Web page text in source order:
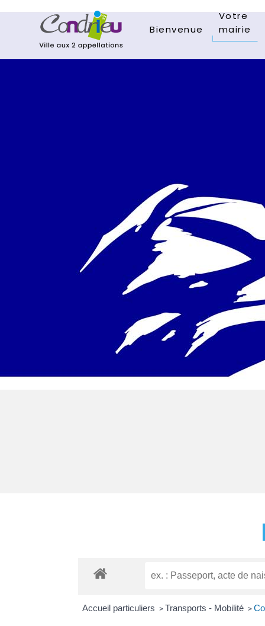
Bienvenue
Votre
mairie
Accueil particuliers > Transports - Mobilité >